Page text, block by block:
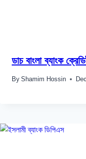
ডাচ বাংলা ব্যাংক
By Shamim Hossin